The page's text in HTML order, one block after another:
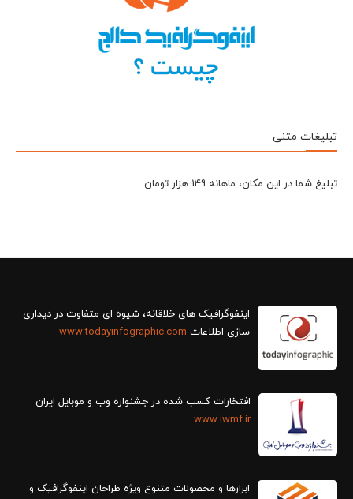
تبلیغات متنی
تبلیغ شما در این مکان، ماهانه 149 هزار تومان
سازی اطلاعات www.todayinfographic.com
افتخارات کسب شده در جشنواره وب و موبایل ایران
www.iwmf.ir
ابزارها و محصولات متنوع ویژه طراحان اینفوگرافیک و